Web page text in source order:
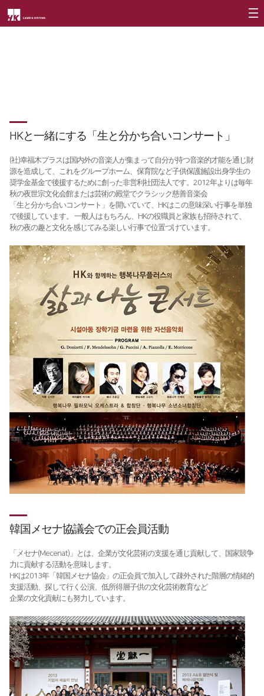
CI紹介
価値経営∨
企業精神
核心価値
Vision Statement
支社案内 ∨
Global Networks
国内支社
海外支社
FS3015
FL3015
FS Oversized
FO Series
バリ取り機
特殊目的
溶接機
ハイブリッド
オートメーション
HKプロ・インサイド
資料室
社会貢献
社会貢献活動
活動検討
HKと一緒にする「生と分かち合いコンサート」
(社)幸福木プラスは国内外の音楽人が集まって自分が持つ音楽的才能を通じ財
源を造成して、これをグループホーム、保育院など子供保護施設出身学生の
奨学金基金で後援するために創った非営利社団法人です。2012年よりは毎年
秋の夜世宗文化会館または芸術の殿堂でクラシック慈善音楽会
「生と分かち合いコンサート」を開いていて、HKはこの意味深い行事を単独
で後援しています。 一般人はもちろん、HKの役職員と家族も招待されて、
秋の夜の趣と文化を感じてみる楽しい行事で位置づけています。
韓国メセナ協議会での正会員活動
「メセナ(Mecenat)」とは、企業が文化芸術の支援を通じ貢献して、国家競争
力に貢献する活動を意味します。
HKは2013年「韓国メセナ協会」の正会員で加入して疎外された階層の情緒的
支援活動、探して行く公演、低所得層子供の文化芸術教育など
企業の文化貢献にも努力しています。